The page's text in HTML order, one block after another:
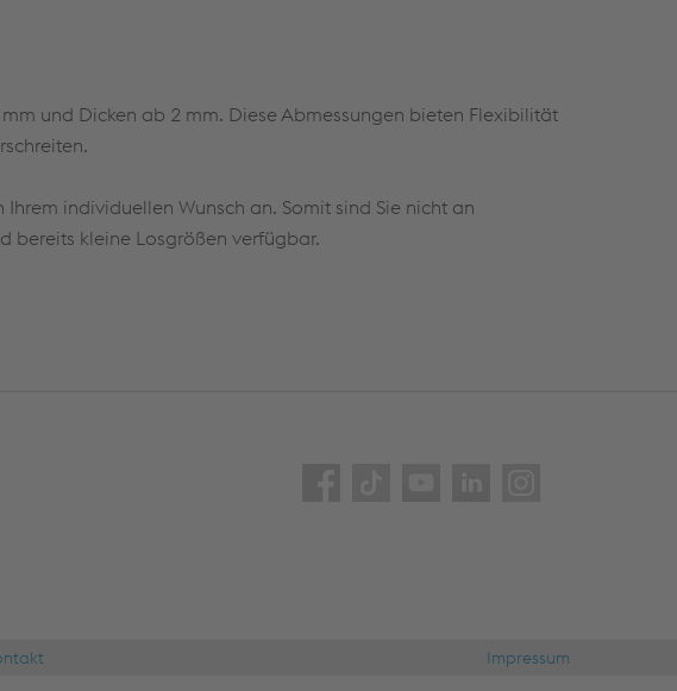
und Dicken ab 2 mm. Diese Abmessungen bieten Flexibilität
individuellen Wunsch an. Somit sind Sie nicht an
bereits kleine Losgrößen verfügbar.
Impressum